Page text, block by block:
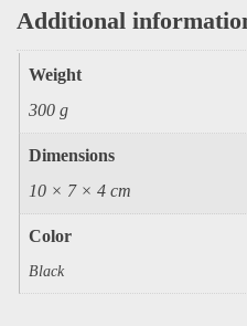
Additional
Weight
300 g
Dimensions
10 × 7 × 4 cm
Color
Black